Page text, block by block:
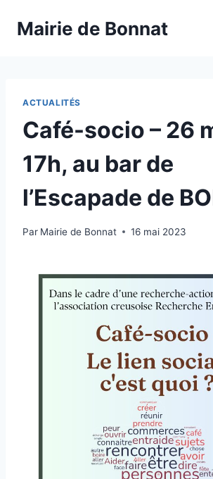
Mairie de Bonnat
ACTUALITÉS
Café-socio – 26
17h, au bar de
l’Escapade de
Par Mairie de Bonnat 16 mai 2023